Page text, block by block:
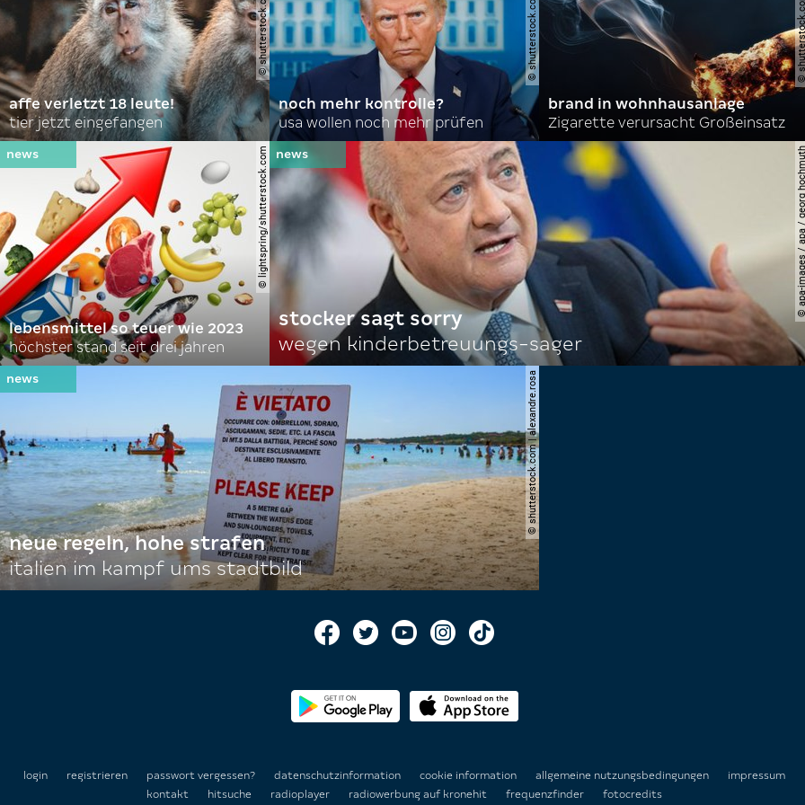
affe verletzt 18 leute!
tier jetzt eingefangen
noch mehr kontrolle?
usa wollen noch mehr prüfen
brand in wohnhausanlage
Zigarette verursacht Großeinsatz
© lightspring/shutterstock.com
lebensmittel so teuer wie 2023
höchster stand seit drei jahren
© apa-images /
stocker sagt sorry
wegen kinderbetreuungs-sager
© shutterstock.com | alexandre.rosa
neue regeln, hohe strafen
italien im kampf ums stadtbild
login registrieren passwort vergessen? datenschutzinformation cookie information allgemeine nutzungsbedingungen
impressum
kontakt
hitsuche radioplayer radiowerbung auf kronehit frequenzfinder fotocredits